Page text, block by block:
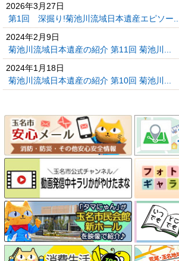
2026年3月27日
第1回 深掘り!菊池川流域日本遺産エピソー...
2024年2月9日
菊池川流域日本遺産の紹介 第11回 菊池川...
2024年1月18日
菊池川流域日本遺産の紹介 第10回 菊池川...